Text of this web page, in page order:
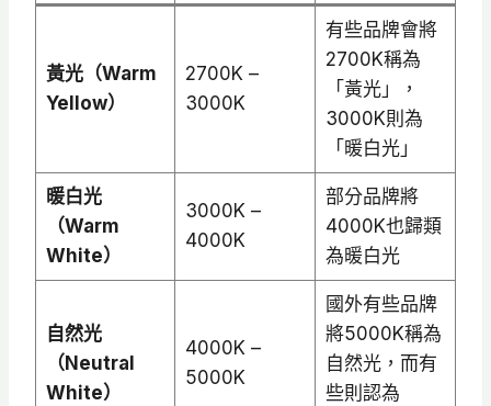
黃光（Warm
Yellow）
2700K –
3000K
有些品牌會將
2700K稱為
「黃光」，
3000K則為
「暖白光」
暖白光
（Warm
White）
3000K –
4000K
部分品牌將
4000K也歸類
為暖白光
自然光
（Neutral
White）
4000K –
5000K
國外有些品牌
將5000K稱為
自然光，而有
些則認為